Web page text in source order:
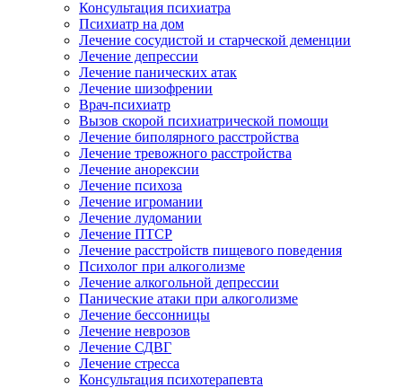
Консультация психиатра
Психиатр на дом
Лечение сосудистой и старческой деменции
Лечение депрессии
Лечение панических атак
Лечение шизофрении
Врач-психиатр
Вызов скорой психиатрической помощи
Лечение биполярного расстройства
Лечение тревожного расстройства
Лечение анорексии
Лечение психоза
Лечение игромании
Лечение лудомании
Лечение ПТСР
Лечение расстройств пищевого поведения
Психолог при алкоголизме
Лечение алкогольной депрессии
Панические атаки при алкоголизме
Лечение бессонницы
Лечение неврозов
Лечение СДВГ
Лечение стресса
Консультация психотерапевта